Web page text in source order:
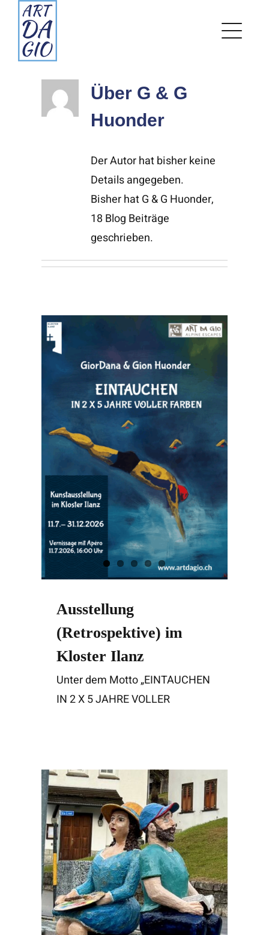
Inhalt
springen
Über G & G
Huonder
Der Autor hat bisher keine
Details angegeben.
Bisher hat G & G Huonder,
18 Blog Beiträge
geschrieben.
Ausstellung
(Retrospektive) im
Kloster Ilanz
Unter dem Motto „EINTAUCHEN
IN 2 X 5 JAHRE VOLLER